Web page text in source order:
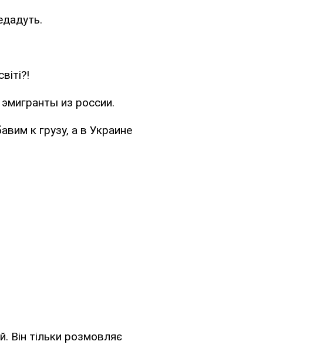
из россии.
к грузу, а в Украине
Він тільки розмовляє